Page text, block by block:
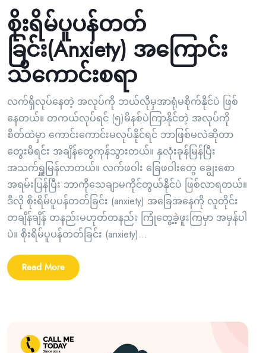
စိုးရိမ်ပူပန်တတ်
ခြင်း(Anxiety) အကြောင်း
သိကောင်းစရာ
လက်ရှိလုပ်နေတဲ့ အလုပ်ကို ဘယ်လိုမှအာရုံမစိုက်နိုင်ပဲ ဖြစ်
နေတယ်။ တကယ်လုပ်ရင် (၅)မိနစ်ပဲကြာနိုင်တဲ့ အလုပ်ကို
စိတ်ထဲမှာ ကောင်းကောင်းမလုပ်နိုင်ရင် ဘာဖြစ်မလဲဆိုတာ
တွေးမိရင်း အချိန်တွေကုန်သွားတယ်။ နှလုံးခုန်မြန်ပြီး
အသက်ရှူမြန်လာတယ်။ လက်ဖဝါး ခြေဖဝါးတွေ ချွေးစော
အရမ်းပြန်ပြီး ဘာကိုသေချာမကိုင်တွယ်နိုင်ပဲ ဖြစ်လာရတယ်။
ဒီလို စိုးရိမ်ပူပန်တတ်ခြင်း (anxiety) အခြေအနေကို လူတိုင်း
တချိန်ချိန် တနည်းမဟုတ်တနည်း ကြုံတွေ့ခဲ့ဖူးကြမှာ အမှန်ပါ
ပဲ။ စိုးရိမ်ပူပန်တတ်ခြင်း (anxiety)...
Read More